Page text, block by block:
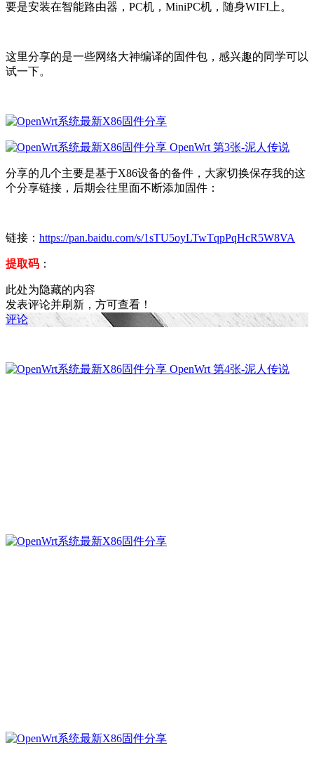
要是安装在智能路由器，PC机，MiniPC机，随身WIFI上。
这里分享的是一些网络大神编译的固件包，感兴趣的同学可以
试一下。
分享的几个主要是基于X86设备的备件，大家切换保存我的这
个分享链接，后期会往里面不断添加固件：
链接： https://pan.baidu.com/s/1sTU5oyLTwTqpPqHcR5W8VA
提取码 ：
此处为隐藏的内容
发表评论并刷新，方可查看！
评论